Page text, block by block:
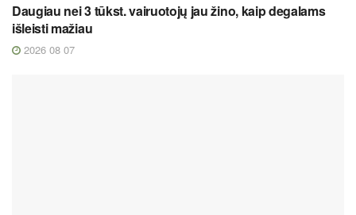
Daugiau nei 3 tūkst. vairuotojų jau žino, kaip degalams
išleisti mažiau
2026 08 07